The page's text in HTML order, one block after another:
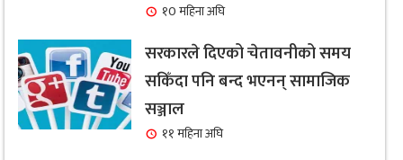
१0 महिना अघि
सरकारले दिएको चेतावनीको समय
सकिँदा पनि बन्द भएनन् सामाजिक
सञ्जाल
११ महिना अघि